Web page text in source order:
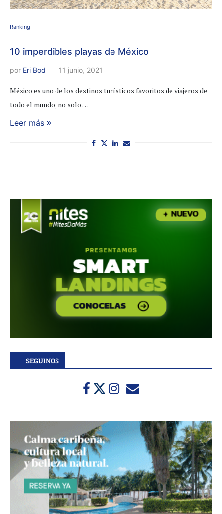
Ranking
10 imperdibles playas de México
por Eri Bod 11 junio, 2021
México es uno de los destinos turísticos favoritos de viajeros de
todo el mundo, no solo …
Leer más
SEGUINOS